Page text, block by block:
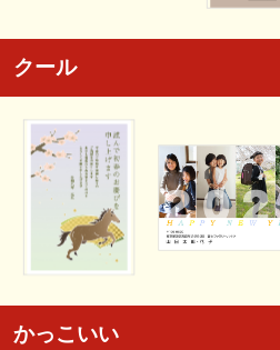
クール
かっこいい